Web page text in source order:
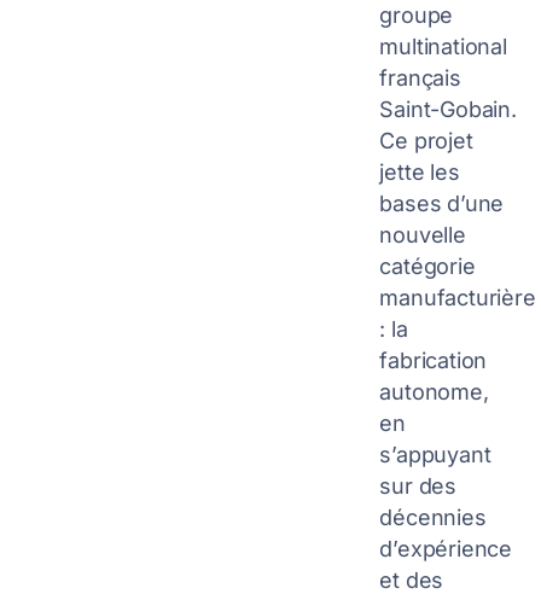
groupe
multinational
français
Saint-Gobain.
Ce projet
jette les
bases d’une
nouvelle
catégorie
manufacturière
: la
fabrication
autonome,
en
s’appuyant
sur des
décennies
d’expérience
et des